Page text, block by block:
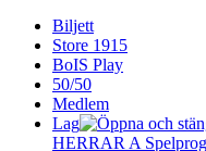
Biljett
Store 1915
BoIS Play
50/50
Medlem
Lag
HERRAR A